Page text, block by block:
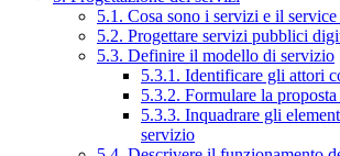
5.1. Cosa sono i servizi e il service
5.2. Progettare servizi pubblici
5.3. Definire il modello di servizio
5.3.1. Identificare gli attori
5.3.2. Formulare la
5.3.3. Inquadrare gli
servizio